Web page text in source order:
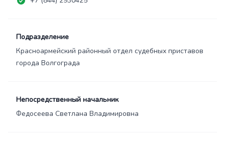
Подразделение
Красноармейский районный отдел судебных приставов
города Волгограда
Непосредственный начальник
Федосеева Светлана Владимировна